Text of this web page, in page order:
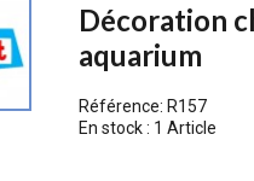
Décoration
aquarium
Référence:R157
En stock : 1 Article